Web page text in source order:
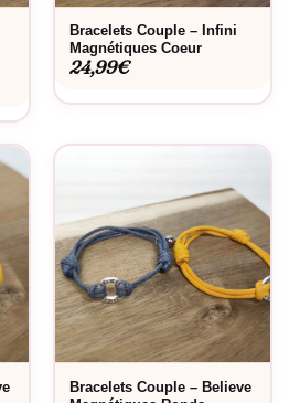
Bracelets Couple – Infini
Magnétiques Coeur
24,99€
Bracelets Couple – Believe